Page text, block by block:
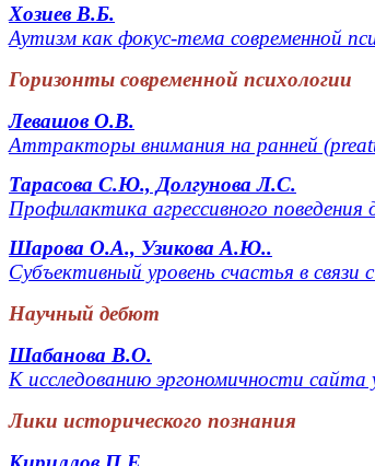
Хозиев В.Б.
Аутизм как фокус-тема современной
Горизонты современной психологии
Левашов О.В.
Аттракторы внимания на ранней
Тарасова С.Ю., Долгунова Л.С.
Профилактика агрессивного
Шарова О.А., Узикова А.Ю..
Субъективный уровень счастья в
Научный дебют
Шабанова В.О.
К исследованию эргономичности
Лики исторического познания